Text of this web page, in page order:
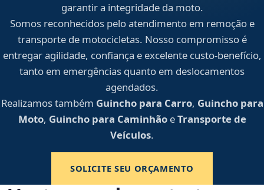
garantir a integridade da moto.
Somos reconhecidos pelo atendimento em remoção e
transporte de motocicletas. Nosso compromisso é
entregar agilidade, confiança e excelente custo-benefício,
tanto em emergências quanto em deslocamentos
agendados.
Realizamos também Guincho para Carro, Guincho para
Moto, Guincho para CaminhãoeTransporte de
Veículos.
SOLICITE SEU ORÇAMENTO